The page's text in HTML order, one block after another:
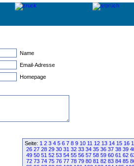
Name
Email-Adresse
Homepage
Seite: 1 2 3 4 5 6 7 8 9 10 11 12 13 14 15 16
26 27 28 29 30 31 32 33 34 35 36 37 38 39
49 50 51 52 53 54 55 56 57 58 59 60 61 62
72 73 74 75 76 77 78 79 80 81 82 83 84 85